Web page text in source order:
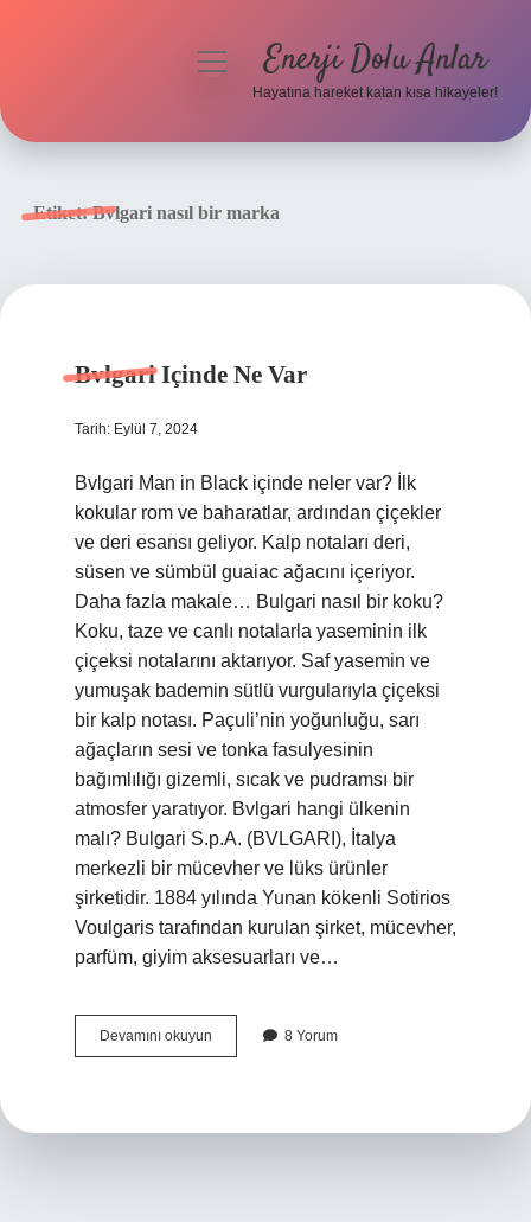
menüyüEnerji Dolu Anlar
Hayatına hareket katan kısa hikayeler!
Etiket:Bvlgari nasıl bir marka
Bvlgari Içinde Ne Var
Tarih: Eylül 7, 2024
Bvlgari Man in Black içinde neler var? İlk
kokular rom ve baharatlar, ardından çiçekler
ve deri esansı geliyor. Kalp notaları deri,
süsen ve sümbül guaiac ağacını içeriyor.
Daha fazla makale… Bulgari nasıl bir koku?
Koku, taze ve canlı notalarla yaseminin ilk
çiçeksi notalarını aktarıyor. Saf yasemin ve
yumuşak bademin sütlü vurgularıyla çiçeksi
bir kalp notası. Paçuli’nin yoğunluğu, sarı
ağaçların sesi ve tonka fasulyesinin
bağımlılığı gizemli, sıcak ve pudramsı bir
atmosfer yaratıyor. Bvlgari hangi ülkenin
malı? Bulgari S.p.A. (BVLGARI), İtalya
merkezli bir mücevher ve lüks ürünler
şirketidir. 1884 yılında Yunan kökenli Sotirios
Voulgaris tarafından kurulan şirket, mücevher,
parfüm, giyim aksesuarları ve…
Devamını okuyun
Içinde
8 Yorum